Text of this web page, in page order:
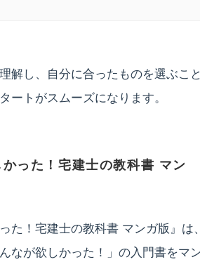
解し、自分に合ったものを選ぶこ
ートがスムーズになります。
った！宅建士の教科書 マン
た！宅建士の教科書 マンガ版』は
なが欲しかった！」の入門書をマ